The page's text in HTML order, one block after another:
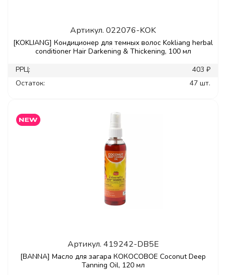
Артикул. 022076-KOK
[KOKLIANG] Кондиционер для темных волос Kokliang herbal
conditioner Hair Darkening & Thickening, 100 мл
РРЦ:
403 ₽
Остаток:
47 шт.
Артикул. 419242-DB5E
[BANNA] Масло для загара КОКОСОВОЕ Coconut Deep
Tanning Oil, 120 мл